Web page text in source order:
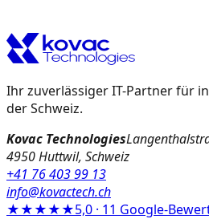
Ihr zuverlässiger IT-Partner für
der Schweiz.
Kovac Technologies
4950 Huttwil, Schweiz
+41 76 403 99 13
info@kovactech.ch
★★★★★5,0 · 11 Google-